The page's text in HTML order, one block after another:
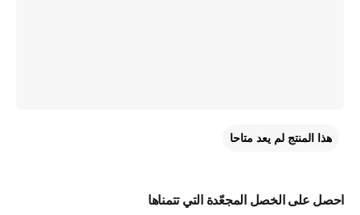
احصل على الخصل المجعّدة التي تتمناها
هذا المنتج لم يعد متاحا